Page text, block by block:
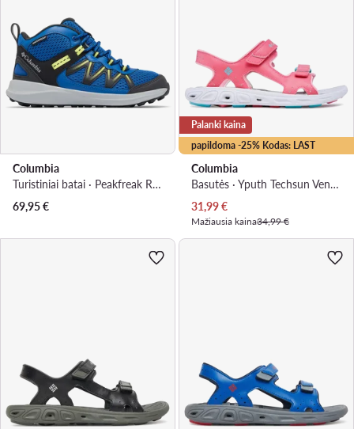
Columbia
Turistiniai batai · Peakfreak Rush™ Mid Waterproof 2108261 · Mėlyna
69,95€
papildoma -25% Kodas: LAST
Palanki kaina
Columbia
Basutės · Yputh Techsun Vent BY4566 · Rožinė
Dabartinė kaina
31,99€
Mažiausia kaina34,99 €